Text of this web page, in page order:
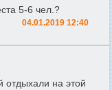
5-6 чел.?
04.01.2019 12:40
отдыхали на этой